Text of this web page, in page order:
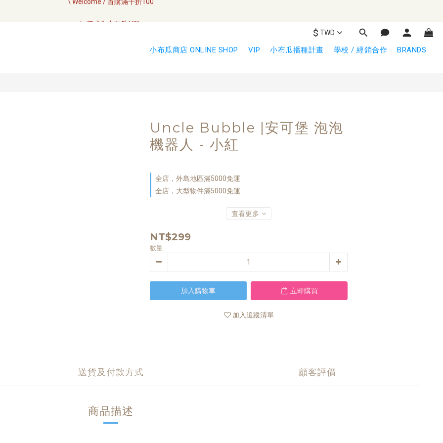
$ TWD
小布瓜商店 ONLINE SHOP VIP 小布瓜播種計畫 學校 / 經銷合作 BRANDS
Uncle Bubble |安可堡 泡泡
機器人 - 小紅
全店，外島地區滿5000免運
全店，大型物件滿5000免運
查看更多
NT$299
數量
加入購物車 立即購買
加入追蹤清單
送貨及付款方式 顧客評價
商品描述
立即購買